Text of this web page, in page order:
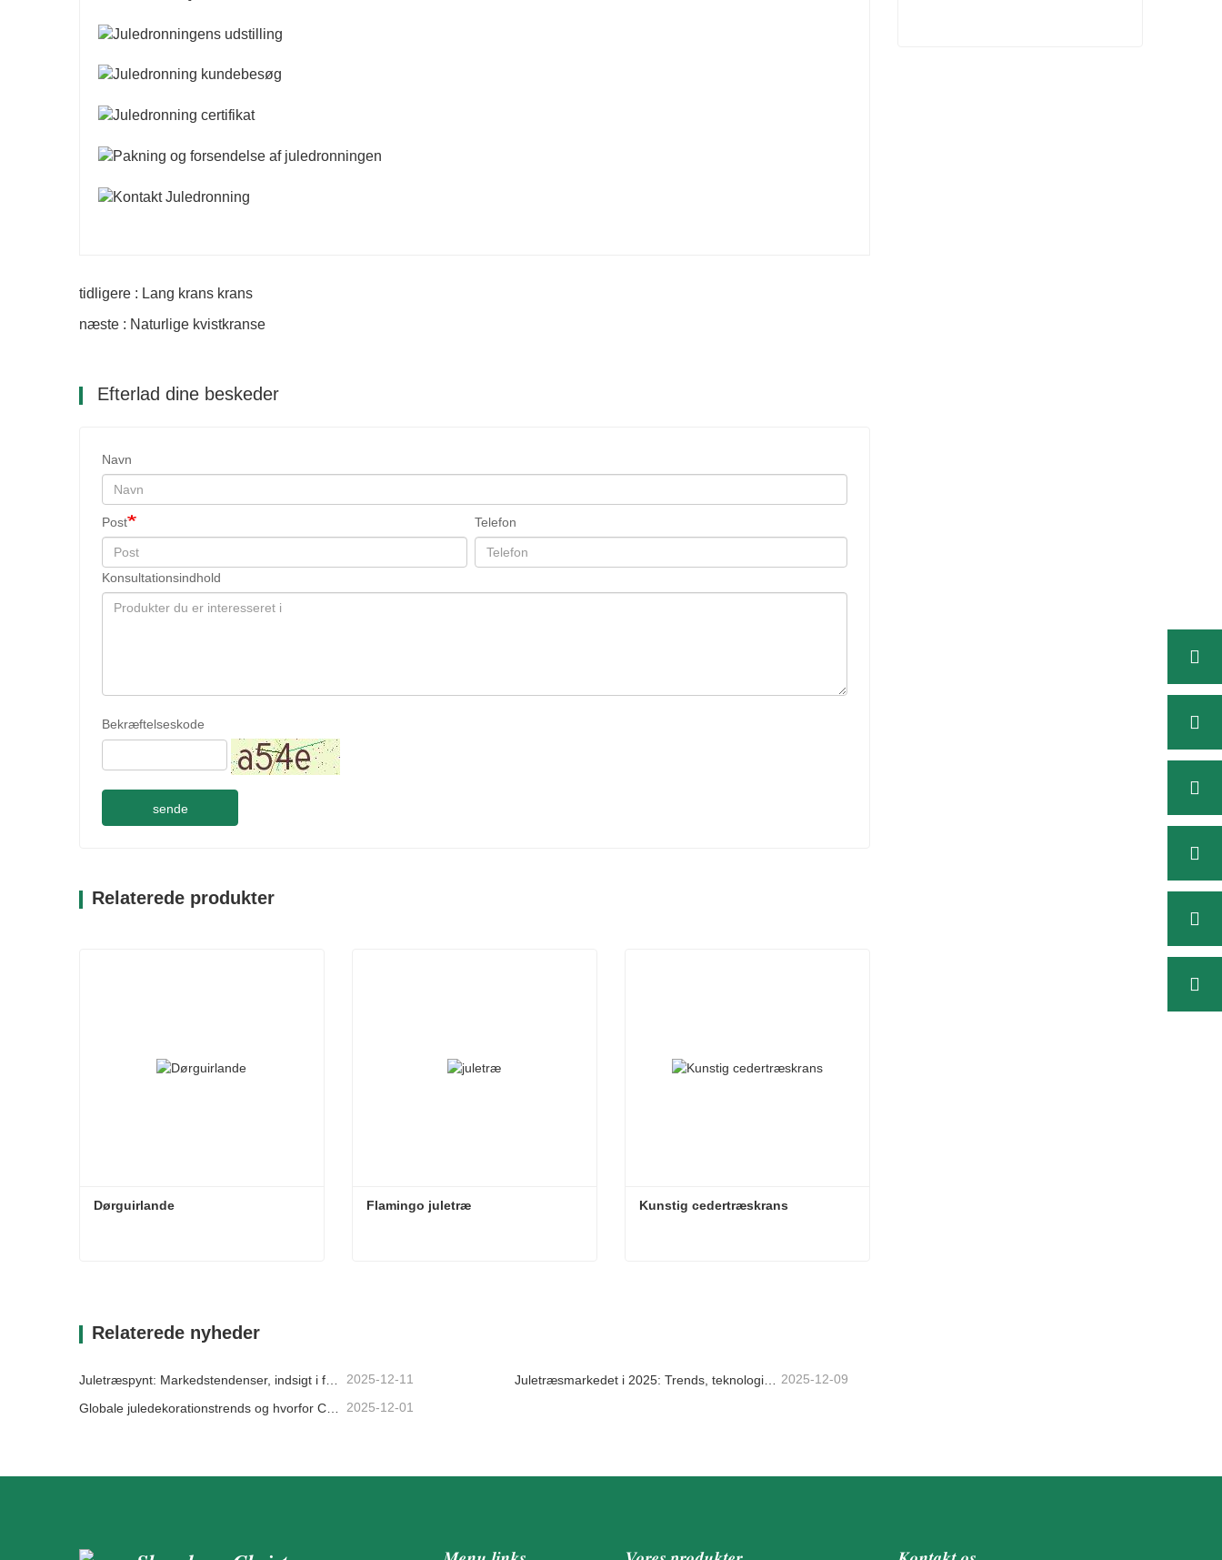
tidligere : Lang krans krans
næste : Naturlige kvistkranse
Efterlad dine beskeder
Navn
Post Telefon
Konsultationsindhold
Bekræftelseskode
sende
Relaterede produkter
Dørguirlande Flamingo juletræ Kunstig cedertræskrans
Relaterede nyheder
2025-12-11 Juletræsmarkedet i 2025: Trends, teknologier og indkøbsguide til B2B-købere 2025-12-09
Globale juledekorationstrends og hvorfor Christmas Queen fortsat fører an på markedet 2025-12-01